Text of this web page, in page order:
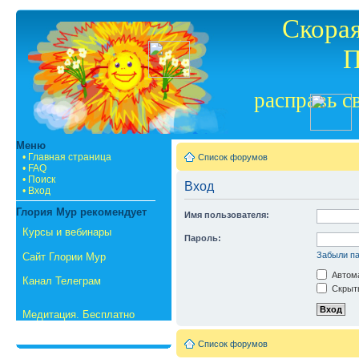
расправь
Меню
• Главная страница
• FAQ
• Поиск
• Вход
Глория Мур рекомендует
Курсы и вебинары
Сайт Глории Мур
Канал Телеграм
Медитация. Бесплатно
Список форумов
Вход
Имя пользователя:
Пароль:
Забыли
Список форумов